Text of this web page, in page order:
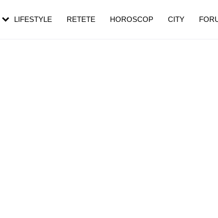
LIFESTYLE RETETE HOROSCOP CITY
în vârstă
de dureroasă este investigația